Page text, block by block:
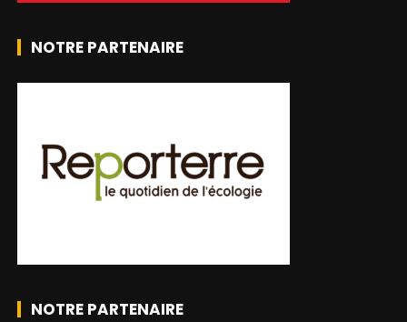
NOTRE PARTENAIRE
NOTRE PARTENAIRE